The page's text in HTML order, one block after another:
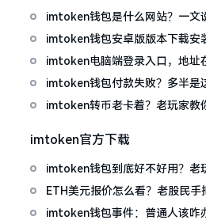
imtoken钱包是什么网站？一文
imtoken钱包安卓版版本下载安
imtoken电脑端登录入口，地址
imtoken钱包付款失败？多半是
imtoken转币老卡着？老玩家教
imtoken官方下载
imtoken钱包到底好不好用？老
ETH美元报价怎么看？老股民手
imtoken钱包事件：普通人该咋